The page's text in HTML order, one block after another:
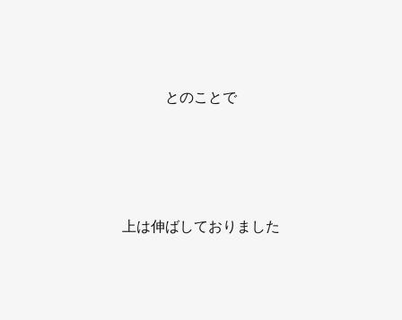
とのことで
上は伸ばしておりました